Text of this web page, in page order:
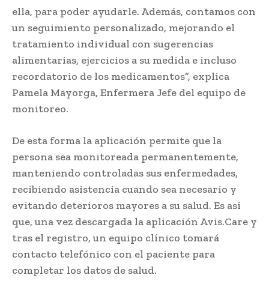
ella, para poder ayudarle. Además, contamos con
un seguimiento personalizado, mejorando el
tratamiento individual con sugerencias
alimentarias, ejercicios a su medida e incluso
recordatorio de los medicamentos”, explica
Pamela Mayorga, Enfermera Jefe del equipo de
monitoreo.
De esta forma la aplicación permite que la
persona sea monitoreada permanentemente,
manteniendo controladas sus enfermedades,
recibiendo asistencia cuando sea necesario y
evitando deterioros mayores a su salud. Es así
que, una vez descargada la aplicación Avis.Care y
tras el registro, un equipo clínico tomará
contacto telefónico con el paciente para
completar los datos de salud.